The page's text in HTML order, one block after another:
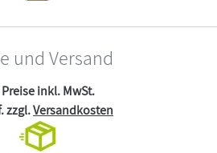
und Versand
inkl. MwSt.
zzgl.Versandkosten